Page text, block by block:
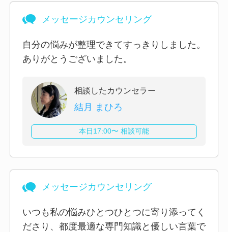
メッセージカウンセリング
自分の悩みが整理できてすっきりしました。
ありがとうございました。
相談したカウンセラー
結月 まひろ
本日17:00〜 相談可能
メッセージカウンセリング
いつも私の悩みひとつひとつに寄り添ってく
ださり、都度最適な専門知識と優しい言葉で